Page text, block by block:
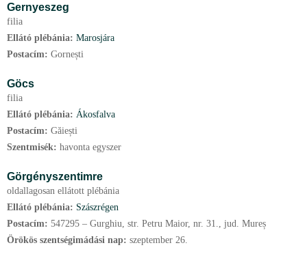
Gernyeszeg
filia
Ellátó plébánia: Marosjára
Postacím: Gornești
Göcs
filia
Ellátó plébánia: Ákosfalva
Postacím: Găiești
Szentmisék: havonta egyszer
Görgényszentimre
oldallagosan ellátott plébánia
Ellátó plébánia: Szászrégen
Postacím: 547295 – Gurghiu, str. Petru Maior, nr. 31., jud. Mureș
Örökös szentségimádási nap: szeptember 26.